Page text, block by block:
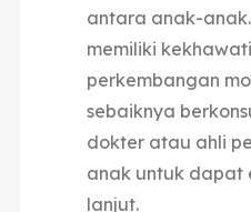
antara anak-
memiliki
perkembangan
sebaiknya
dokter atau ahli
anak untuk dapat
lanjut.